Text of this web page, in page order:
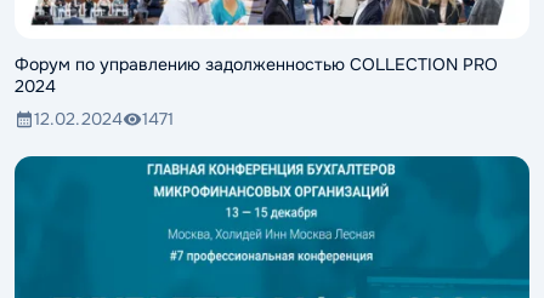
Форум по управлению задолженностью COLLECTION PRO
2024
12.02.2024
1471